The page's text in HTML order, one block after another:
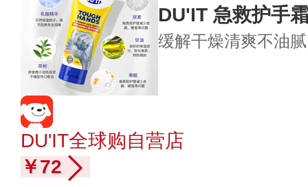
DU'IT 急救护手
缓解干燥清爽不油腻
DU'IT全球购自营店
￥72